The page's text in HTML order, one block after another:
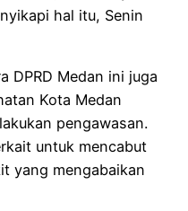
hal itu, Senin
DPRD Medan ini juga
Kota Medan
pengawasan.
untuk mencabut
yang mengabaikan